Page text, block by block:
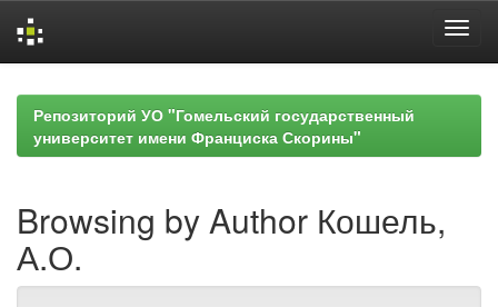
navigationРепозиторий УО "Гомельский государственный
университет имени Франциска Скорины"
Browsing by Author Кошель,
А.О.